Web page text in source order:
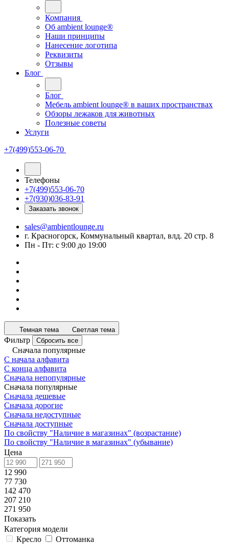
Компания
Oб ambient lounge®
Наши принципы
Нанесение логотипа
Реквизиты
Отзывы
Блог
Блог
Мебель ambient lounge® в ваших пространствах
Обзоры лежаков для животных
Полезные советы
Услуги
+7(499)553-06-70
Телефоны
+7(499)553-06-70
+7(930)036-83-91
Заказать звонок
sales@ambientlounge.ru
г. Красногорск, Коммунальный квартал, влд. 20 стр. 8
Пн - Пт: с 9:00 до 19:00
Темная тема Светлая тема
Фильтр Сбросить все
Сначала популярные
С начала алфавита
С конца алфавита
Сначала непопулярные
Сначала популярные
Сначала дешевые
Сначала дорогие
Сначала недоступные
Сначала доступные
По свойству "Наличие в магазинах" (возрастание)
По свойству "Наличие в магазинах" (убывание)
Цена
12 990
77 730
142 470
207 210
271 950
Показать
Категория модели
Кресло
Оттоманка